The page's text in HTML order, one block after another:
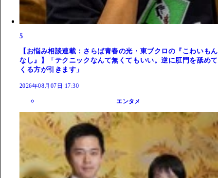
5
【お悩み相談連載：さらば青春の光・東ブクロの『こわいもん
なし』】「テクニックなんて無くてもいい。逆に肛門を舐めて
くる方が引きます」
2026年08月07日 17:30
エンタメ